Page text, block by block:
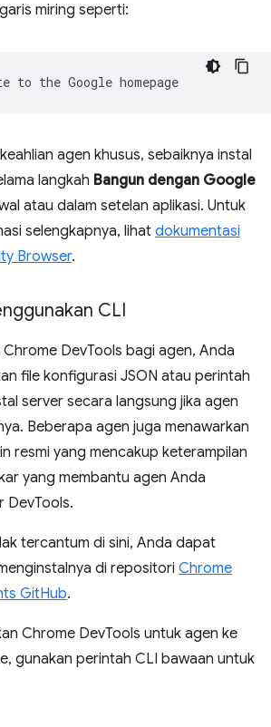
miring seperti:
to the Google
agen khusus, sebaiknya instal
langkah Bangun dengan Google
atau dalam setelan aplikasi. Untuk
selengkapnya, lihat dokumentasi
Browser.
CLI
DevTools bagi agen, Anda
file konfigurasi JSON atau perintah
server secara langsung jika agen
Beberapa agen juga menawarkan
resmi yang mencakup keterampilan
yang membantu agen Anda
DevTools.
tercantum di sini, Anda dapat
di repositori Chrome
GitHub.
Chrome DevTools untuk agen ke
gunakan perintah CLI bawaan untuk